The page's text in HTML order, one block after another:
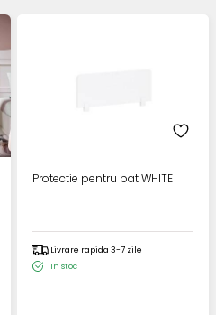
Protectie pentru pat WHITE
Livrare rapida 3-7 zile
In stoc